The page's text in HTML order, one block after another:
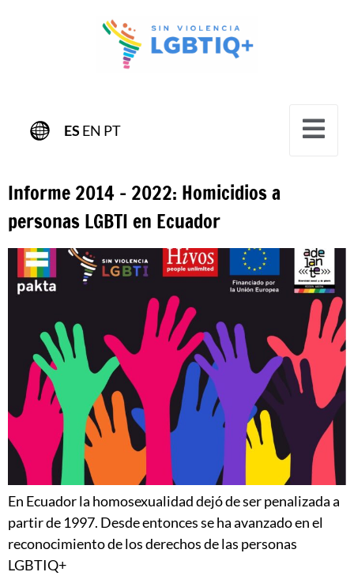
ES EN PT
Informe 2014 – 2022: Homicidios a
personas LGBTI en Ecuador
En Ecuador la homosexualidad dejó de ser penalizada a
partir de 1997. Desde entonces se ha avanzado en el
reconocimiento de los derechos de las personas
LGBTIQ+